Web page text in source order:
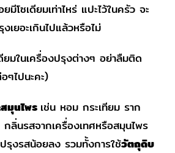
มีโซเดียมเท่าไหร่ แปะไว้ในครัว จะ
เยอะเกินไปแล้วหรือไม่
มในเครื่องปรุงต่างๆ อย่าลืมติด
ๆไปนะคะ)
มุนไพร เช่น หอม กระเทียม ราก
ลิ่นรสจากเครื่องเทศหรือสมุนไพร
รุงรสน้อยลง รวมทั้งการใช้วัตถุดิบ